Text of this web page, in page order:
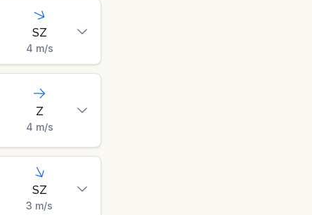
SZ
4 m/s
Z
4 m/s
SZ
3 m/s